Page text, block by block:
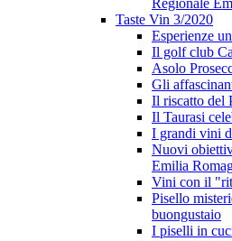
Regionale
Taste Vin 3/2020
Esperienze
Il golf club
Asolo
Gli
Il riscatto del
Il Taurasi
I grandi vini
Nuovi
Emilia
Vini con il
Pisello
buongustaio
I piselli in